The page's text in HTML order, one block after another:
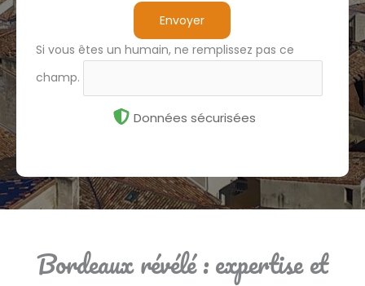
Envoyer
Si vous êtes un humain, ne remplissez pas ce
champ.
Données sécurisées
Bordeaux révélé : expertise et